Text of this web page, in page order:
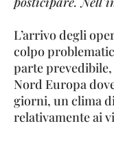
L’arrivo degli
colpo
parte
Nord Europa
giorni, un clima
relativamente ai